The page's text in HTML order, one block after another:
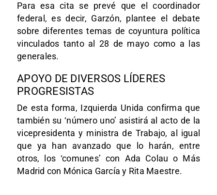
Para esa cita se prevé que el coordinador
federal, es decir, Garzón, plantee el debate
sobre diferentes temas de coyuntura política
vinculados tanto al 28 de mayo como a las
generales.
APOYO DE DIVERSOS LÍDERES
PROGRESISTAS
De esta forma, Izquierda Unida confirma que
también su ‘número uno’ asistirá al acto de la
vicepresidenta y ministra de Trabajo, al igual
que ya han avanzado que lo harán, entre
otros, los ‘comunes’ con Ada Colau o Más
Madrid con Mónica García y Rita Maestre.